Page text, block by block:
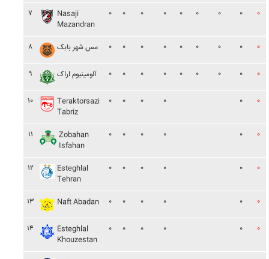
۷
Nasaji
Mazandran
۰ ۰ ۰ ۰ ۰ ۰ ۰ ۰ ۰
۸ مس شهر بابک ۰ ۰ ۰ ۰ ۰ ۰ ۰ ۰ ۰
۹ آلومينيوم اراک ۰ ۰ ۰ ۰ ۰ ۰ ۰ ۰ ۰
۱۰
Teraktorsazi
Tabriz
۰ ۰ ۰ ۰ ۰ ۰
۱۱
Zobahan
Isfahan
۰ ۰ ۰ ۰ ۰ ۰
۱۲
Esteghlal
Tehran
۰ ۰ ۰ ۰ ۰ ۰
۱۳ Naft Abadan ۰ ۰ ۰ ۰ ۰ ۰
۱۴
Esteghlal
Khouzestan
۰ ۰ ۰ ۰ ۰ ۰